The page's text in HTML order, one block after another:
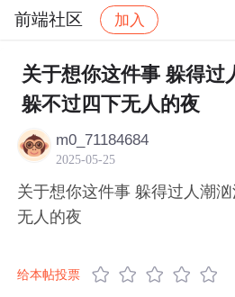
前端社区 加入
社区 前端社区 感慨
关于想你这件事 躲得过
躲不过四下无人的夜
m0_71184684
2025-05-25
关于想你这件事 躲得过人潮
无人的夜
给本帖投票